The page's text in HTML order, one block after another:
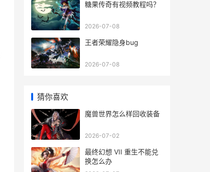
糖果传奇有视频教程吗？
2026-07-08
王者荣耀隐身bug
2026-07-08
猜你喜欢
魔兽世界怎么样回收装备
2026-07-02
最终幻想 VII 重生不能兑
换怎么办